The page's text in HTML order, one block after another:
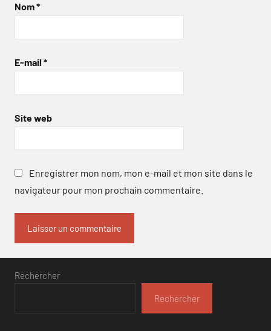
Nom*
E-mail *
Site web
Enregistrer mon nom, mon e-mail et mon site dans le
navigateur pour mon prochain commentaire.
Rechercher
Rechercher